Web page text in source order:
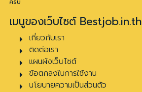
เมนูของเว็บไซต์ Bestjob.in.th
เกี่ยวกับเรา
ติดต่อเรา
แผนผังเว็บไซต์
ข้อตกลงในการใช้งาน
นโยบายความเป็นส่วนตัว